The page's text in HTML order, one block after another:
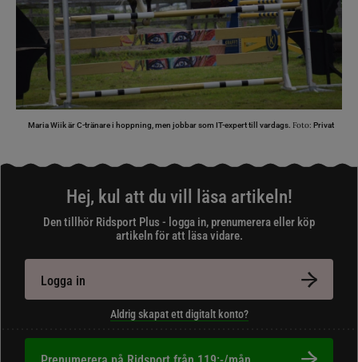
Maria Wiik är C-tränare i hoppning, men jobbar som IT-expert till vardags. Foto: Privat
Hej, kul att du vill läsa artikeln!
Den tillhör Ridsport Plus - logga in, prenumerera eller köp
artikeln för att läsa vidare.
Logga in
Aldrig skapat ett digitalt konto?